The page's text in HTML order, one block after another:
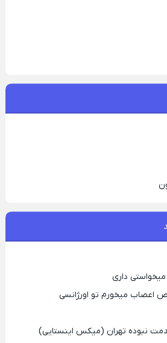
داری
اعصاب میخورم تو اورژانسی
نبوده تهران (میکس اینستایی)